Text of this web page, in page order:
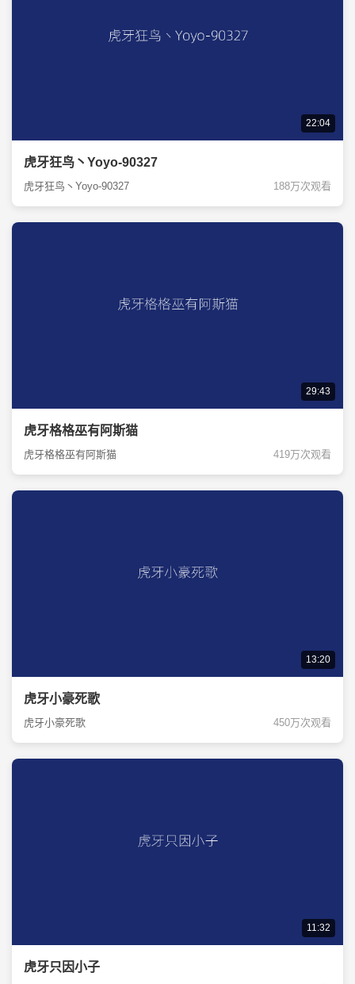
22:04
虎牙狂鸟丶Yoyo-90327
虎牙狂鸟丶Yoyo-90327 188万次观看
29:43
虎牙格格巫有阿斯猫
虎牙格格巫有阿斯猫 419万次观看
13:20
虎牙小豪死歌
虎牙小豪死歌 450万次观看
11:32
虎牙只因小子